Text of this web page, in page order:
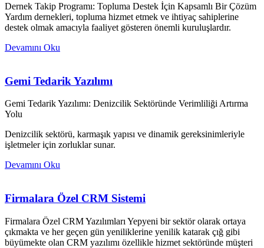
Dernek Takip Programı: Topluma Destek İçin Kapsamlı Bir Çözüm
Yardım dernekleri, topluma hizmet etmek ve ihtiyaç sahiplerine
destek olmak amacıyla faaliyet gösteren önemli kuruluşlardır.
Devamını Oku
Gemi Tedarik Yazılımı
Gemi Tedarik Yazılımı: Denizcilik Sektöründe Verimliliği Artırma
Yolu
Denizcilik sektörü, karmaşık yapısı ve dinamik gereksinimleriyle
işletmeler için zorluklar sunar.
Devamını Oku
Firmalara Özel CRM Sistemi
Firmalara Özel CRM Yazılımları Yepyeni bir sektör olarak ortaya
çıkmakta ve her geçen gün yeniliklerine yenilik katarak çığ gibi
büyümekte olan CRM yazılımı özellikle hizmet sektöründe müşteri